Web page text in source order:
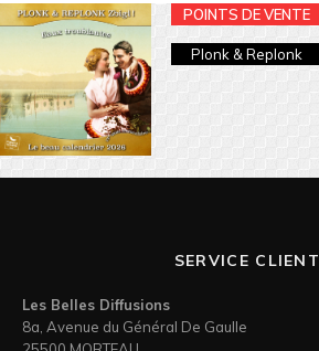
POINTS DE VENTE
Plonk & Replonk
SERVICE CLIENT
Les Belles Diffusions
8a, Avenue du Général De Gaulle